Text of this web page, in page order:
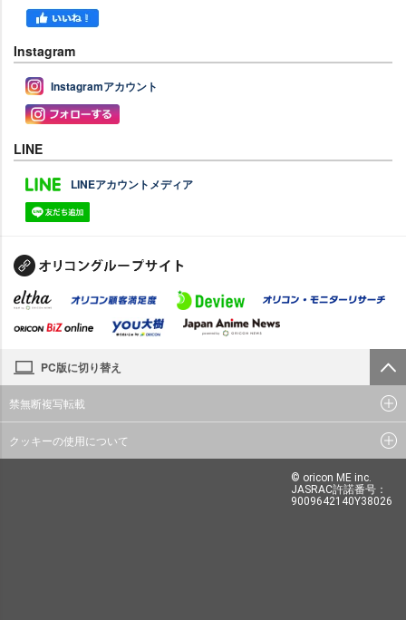
Instagram
Instagramアカウント
LINE
LINEアカウントメディア
PC版に切り替え
禁無断複写転載
クッキーの使用について
© oricon ME inc.
JASRAC許諾番号：
9009642140Y38026